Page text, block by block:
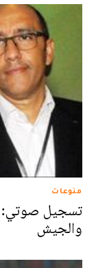
منوعات
تسجيل صوتي:
والجيش